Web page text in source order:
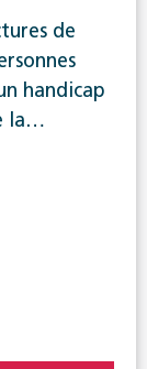
de
handicap
la…